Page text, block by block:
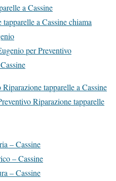
a Cassine
a Cassine chiama
per Preventivo
tapparelle a Cassine
Riparazione tapparelle
– Cassine
– Cassine
– Cassine